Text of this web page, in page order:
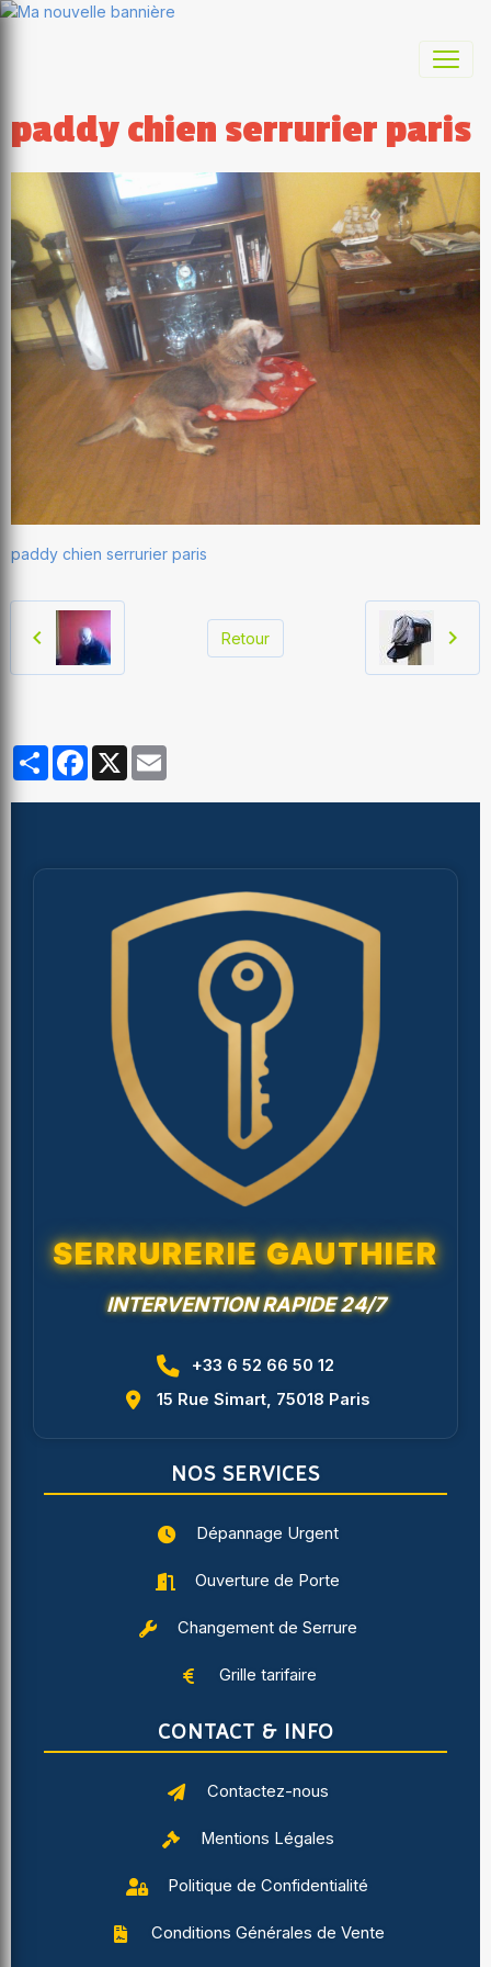
paddy chien serrurier paris
paddy chien serrurier paris
Retour
PartagerFacebook
X
SERRURERIE GAUTHIER
INTERVENTION RAPIDE 24/7
+33 6 52 66 50 12
15 Rue Simart, 75018 Paris
NOS SERVICES
Dépannage Urgent
Ouverture de Porte
Changement de Serrure
Grille tarifaire
CONTACT & INFO
Contactez-nous
Mentions Légales
Politique de Confidentialité
Conditions Générales de Vente